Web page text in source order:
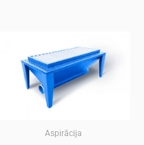
Aspirācija